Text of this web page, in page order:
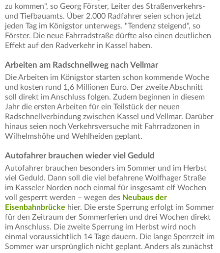
zu kommen", so Georg Förster, Leiter des Straßenverkehrs-
und Tiefbauamts. Über 2.000 Radfahrer seien schon jetzt
jeden Tag im Königstor unterwegs. "Tendenz steigend", so
Förster. Die neue Fahrradstraße dürfte also einen deutlichen
Effekt auf den Radverkehr in Kassel haben.
Arbeiten am Radschnellweg nach Vellmar
Die Arbeiten im Königstor starten schon kommende Woche
und kosten rund 1,6 Millionen Euro. Der zweite Abschnitt
soll direkt im Anschluss folgen. Zudem beginnen in diesem
Jahr die ersten Arbeiten für ein Teilstück der neuen
Radschnellverbindung zwischen Kassel und Vellmar. Darüber
hinaus seien noch Verkehrsversuche mit Fahrradzonen in
Wilhelmshöhe und Wehlheiden geplant.
Autofahrer brauchen wieder viel Geduld
Autofahrer brauchen besonders im Sommer und im Herbst
viel Geduld. Dann soll die viel befahrene Wolfhager Straße
im Kasseler Norden noch einmal für insgesamt elf Wochen
voll gesperrt werden – wegen des Neubaus der
Eisenbahnbrücke hier. Die erste Sperrung erfolgt im Sommer
für den Zeitraum der Sommerferien und drei Wochen direkt
im Anschluss. Die zweite Sperrung im Herbst wird noch
einmal voraussichtlich 14 Tage dauern. Die lange Sperrzeit im
Sommer war ursprünglich nicht geplant. Anders als zunächst